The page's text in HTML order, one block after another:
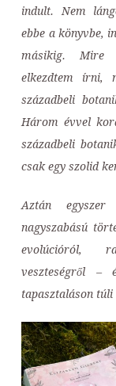
indult. Nem
ebbe a könyvbe,
másikig. Mire
elkezdtem írni,
századbeli
Három évvel
századbeli
csak egy szolid
Aztán
nagyszabású
evolúcióról,
veszteségről –
tapasztaláson túli